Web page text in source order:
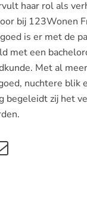
haar rol als
bij 123Wonen
is er met de
met een
Met al
nuchtere blik
begeleidt zij het